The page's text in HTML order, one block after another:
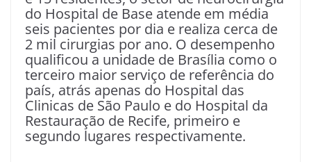
do Hospital de Base atende em média
seis pacientes por dia e realiza cerca de
2 mil cirurgias por ano. O desempenho
qualificou a unidade de Brasília como o
terceiro maior serviço de referência do
país, atrás apenas do Hospital das
Clinicas de São Paulo e do Hospital da
Restauração de Recife, primeiro e
segundo lugares respectivamente.